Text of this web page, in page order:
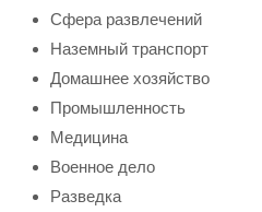
Сфера развлечений
Наземный транспорт
Домашнее хозяйство
Промышленность
Медицина
Военное дело
Разведка